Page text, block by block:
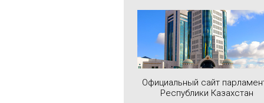
Официальный сайт
Республики Казахстан